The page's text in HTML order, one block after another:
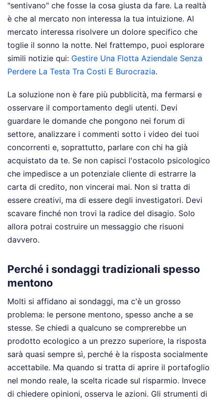
"sentivano" che fosse la cosa giusta da fare. La realtà
è che al mercato non interessa la tua intuizione. Al
mercato interessa risolvere un dolore specifico che
toglie il sonno la notte. Nel frattempo, puoi esplorare
simili notizie qui: Gestire Una Flotta Aziendale Senza
Perdere La Testa Tra Costi E Burocrazia.
La soluzione non è fare più pubblicità, ma fermarsi e
osservare il comportamento degli utenti. Devi
guardare le domande che pongono nei forum di
settore, analizzare i commenti sotto i video dei tuoi
concorrenti e, soprattutto, parlare con chi ha già
acquistato da te. Se non capisci l'ostacolo psicologico
che impedisce a un potenziale cliente di estrarre la
carta di credito, non vincerai mai. Non si tratta di
essere creativi, ma di essere degli investigatori. Devi
scavare finché non trovi la radice del disagio. Solo
allora potrai costruire un messaggio che risuoni
davvero.
Perché i sondaggi tradizionali spesso
mentono
Molti si affidano ai sondaggi, ma c'è un grosso
problema: le persone mentono, spesso anche a se
stesse. Se chiedi a qualcuno se comprerebbe un
prodotto ecologico a un prezzo superiore, la risposta
sarà quasi sempre sì, perché è la risposta socialmente
accettabile. Ma quando si tratta di aprire il portafoglio
nel mondo reale, la scelta ricade sul risparmio. Invece
di chiedere opinioni, osserva le azioni. Gli strumenti di